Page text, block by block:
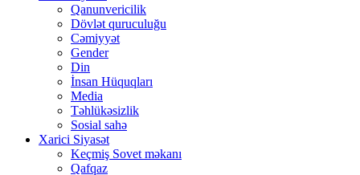
Qanunvericilik
Dövlət quruculuğu
Cəmiyyət
Gender
Din
İnsan Hüquqları
Media
Təhlükəsizlik
Sosial sahə
Xarici Siyasət
Keçmiş Sovet məkanı
Qafqaz